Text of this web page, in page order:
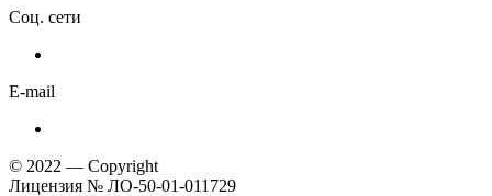
Соц. сети
E-mail
© 2022 — Copyright
Лицензия № ЛО-50-01-011729